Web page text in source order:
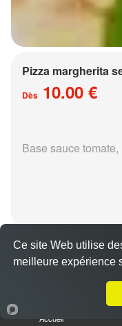
Pizza margherita
Dès 10.00 €
Base sauce
Pizza régina senior
Dès15.00 €
Base sauce
Accueil
Ce site Web utilise
meilleure expérience